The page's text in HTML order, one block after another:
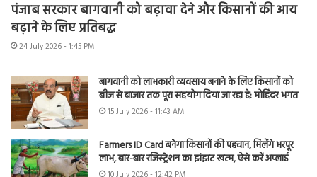
पंजाब सरकार बागवानी को बढ़ावा देने और किसानों की आय
बढ़ाने के लिए प्रतिबद्ध
24 July 2026 - 1:45 PM
बागवानी को लाभकारी व्यवसाय बनाने के लिए किसानों को
बीज से बाजार तक पूरा सहयोग दिया जा रहा है: मोहिंदर भगत
15 July 2026 - 11:43 AM
Farmers ID Card बनेगा किसानों की पहचान, मिलेंगे भरपूर
लाभ, बार-बार रजिस्ट्रेशन का झंझट खत्म, ऐसे करें अप्लाई